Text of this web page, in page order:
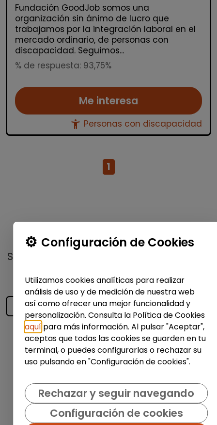
Fundación GoodJob somos una
organización sin ánimo de lucro que
trabajamos por la integración laboral en el
mercado ordinario, de personas con
discapacidad. Seguimos...
% de respuesta: 93,75%
Me interesa
accessibility_new Personas con discapacidad
1
No te pierdas nada
Suscríbete a nuestro
publicadas
Enviar
Configuración de Cookies
Utilizamos cookies analíticas para realizar
análisis de uso y de medición de nuestra web
así como ofrecer una mejor funcionalidad y
personalización. Consulta la Política de Cookies
aquí para más información. Al pulsar "Aceptar",
aceptas que todas las cookies se guarden en tu
terminal, o puedes configurarlas o rechazar su
uso pulsando en "Configuración de cookies".
Rechazar y seguir navegando
Configuración de cookies